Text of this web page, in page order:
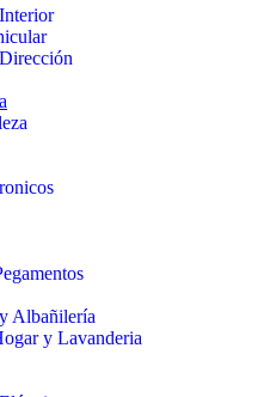
Albañilería
y Lavanderia